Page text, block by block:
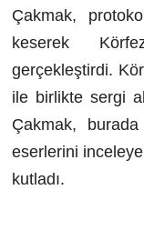
Çakmak,
keserek
gerçekleştirdi.
ile birlikte sergi
Çakmak,
eserlerini
kutladı.